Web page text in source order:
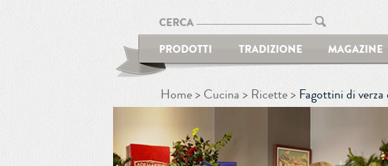
CERCA
PRODOTTI
TRADIZIONE MAGAZINE
Home Cucina Ricette Fagottini di